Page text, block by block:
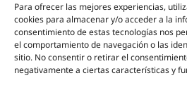
Para ofrecer las mejores experiencias,
cookies para almacenar y/o acceder a la
consentimiento de estas tecnologías nos
el comportamiento de navegación o las
sitio. No consentir o retirar el
negativamente a ciertas características y
Importe de la ayuda: 3.478,02 €
Potencia (kW): 10
Capacidad de almacenamiento (kWh): NO
Real Decreto 477/2021, de 29 de junio